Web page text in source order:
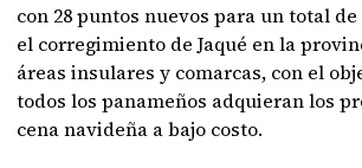
con 28 puntos nuevos para un total
el corregimiento de Jaqué en la
áreas insulares y comarcas, con el
todos los panameños adquieran los
cena navideña a bajo costo.